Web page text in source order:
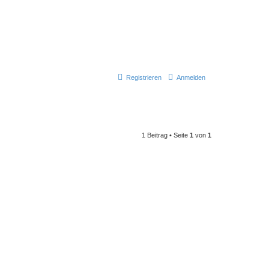
Anmelden
Registrieren
1 Beitrag • Seite 1 von 1